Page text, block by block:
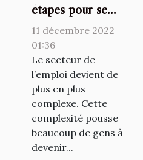
étapes pour se
lancer comme
travailleur
indépendant ?
11 décembre 2022
01:36
Le secteur de
l’emploi devient de
plus en plus
complexe. Cette
complexité pousse
beaucoup de gens à
devenir...